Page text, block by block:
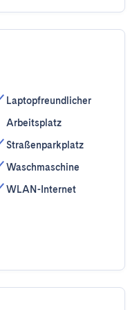
Laptopfreundlicher
Arbeitsplatz
Straßenparkplatz
Waschmaschine
WLAN-Internet